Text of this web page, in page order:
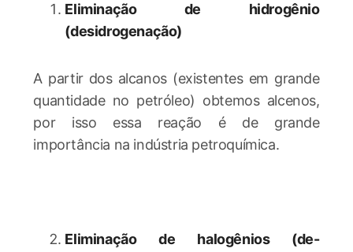
Eliminação de hidrogênio
(desidrogenação)
A partir dos alcanos (existentes em grande
quantidade no petróleo) obtemos alcenos,
por isso essa reação é de grande
importância na indústria petroquímica.
Eliminação de halogênios (de-